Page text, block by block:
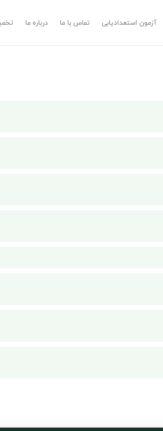
آزمون استعدادیابی تماس با ما درباره ما